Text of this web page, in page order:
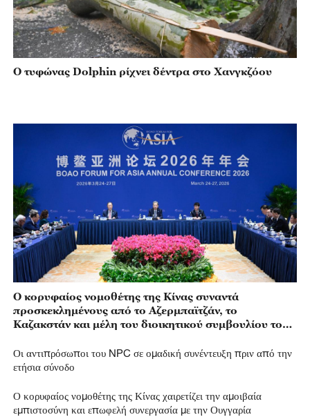
Ο τυφώνας Dolphin ρίχνει δέντρα στο Χανγκζόου
Ο κορυφαίος νομοθέτης της Κίνας συναντά
προσκεκλημένους από το Αζερμπαϊτζάν, το
Καζακστάν και μέλη του διοικητικού συμβουλίου του
Οι αντιπρόσωποι του NPC σε ομαδική συνέντευξη πριν από την
ετήσια σύνοδο
Ο κορυφαίος νομοθέτης της Κίνας χαιρετίζει την αμοιβαία
εμπιστοσύνη και επωφελή συνεργασία με την Ουγγαρία